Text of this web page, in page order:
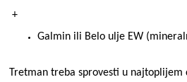
+
Galmin ili Belo ulje EW
Tretman treba sprovesti u najtoplijem